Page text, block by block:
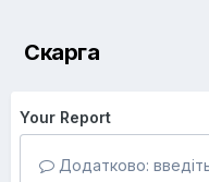
Скарга
Your Report
Додатково: